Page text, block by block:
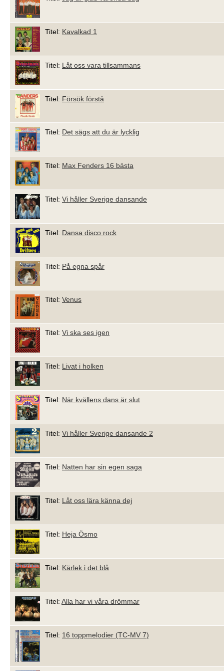
Titel: Kavalkad 1
Titel: Låt oss vara tillsammans
Titel: Försök förstå
Titel: Det sägs att du är lycklig
Titel: Max Fenders 16 bästa
Titel: Vi håller Sverige dansande
Titel: Dansa disco rock
Titel: På egna spår
Titel: Venus
Titel: Vi ska ses igen
Titel: Livat i holken
Titel: När kvällens dans är slut
Titel: Vi håller Sverige dansande 2
Titel: Natten har sin egen saga
Titel: Låt oss lära känna dej
Titel: Heja Ösmo
Titel: Kärlek i det blå
Titel: Alla har vi våra drömmar
Titel: 16 toppmelodier (TC-MV 7)